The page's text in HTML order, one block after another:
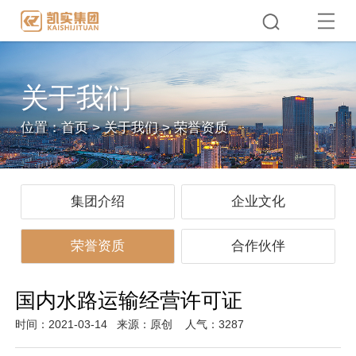
关于我们
位置：首页>关于我们>荣誉资质
集团介绍 企业文化
荣誉资质 合作伙伴
国内水路运输经营许可证
时间：2021-03-14 来源：原创 人气：3287